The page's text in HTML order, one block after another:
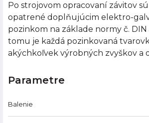
Po strojovom opracovaní závitov
opatrené doplňujúcim elektro-
pozinkom na základe normy č. DIN
tomu je každá pozinkovaná
akýchkoľvek výrobných zvyškov a
Parametre
Balenie